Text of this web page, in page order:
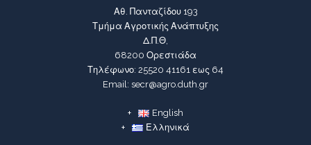
Αθ. Πανταζίδου 193
Τμήμα Αγροτικής Ανάπτυξης
Δ.Π.Θ,
68200 Ορεστιάδα
Τηλέφωνο: 25520 41161 εως 64
Email: secr@agro.duth.gr
English
Ελληνικά